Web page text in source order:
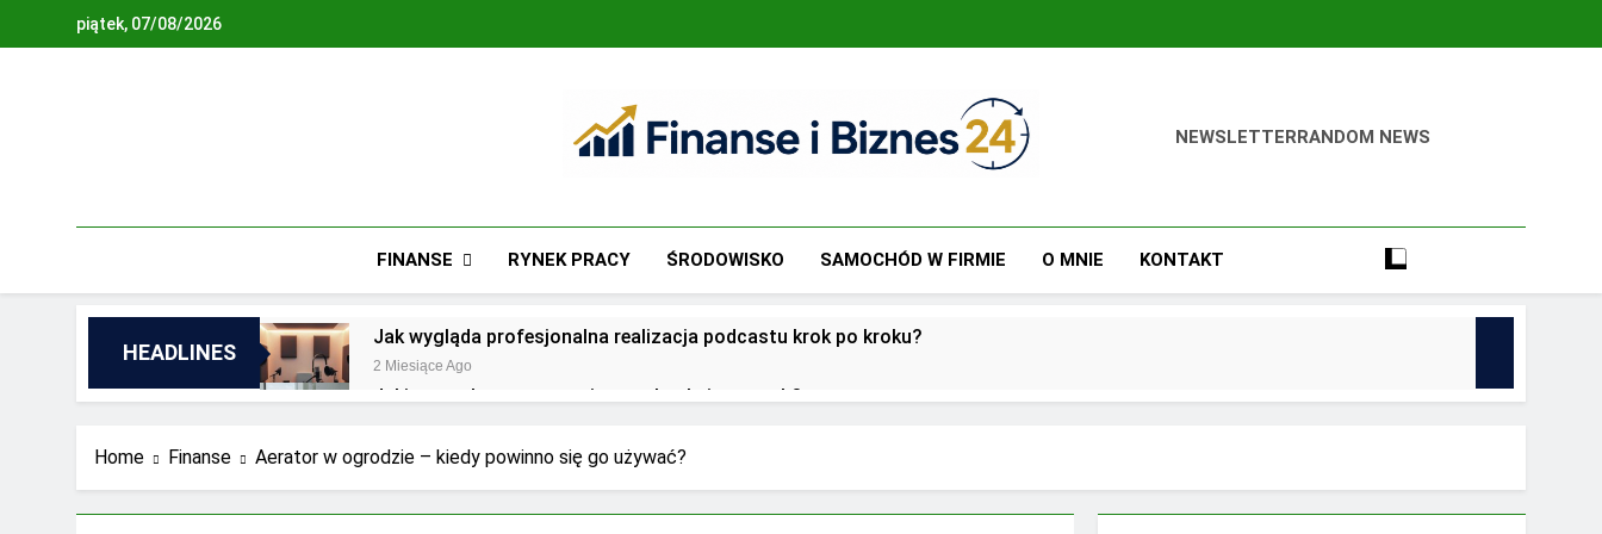
piątek, 07/08/2026
Finanse I Biznes 24
NEWSLETTERRANDOM NEWS
FINANSE RYNEK PRACY ŚRODOWISKO SAMOCHÓD W FIRMIE O MNIE KONTAKT
HEADLINES
Jak wygląda profesjonalna realizacja podcastu krok po kroku?
2 Miesiące Ago
Jakie są zalety outsourcingu usług księgowych?
Jakie wyzwania stoją przed biurami rachunkowymi w dobie cyfryzacji?
Najnowsze trendy w zarządzaniu biznesem rodzinnym
Home Finanse Aerator w ogrodzie – kiedy powinno się go używać?